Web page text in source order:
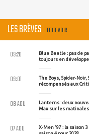
LES BRÈVES TOUT VOIR
Blue Beetle : pas de
toujours en
09:20
The Boys, Spider-
récompensés aux
09:01
Lanterns : deux
Max sur les
08 AOU
X-Men '97 : la saison
07 AOU